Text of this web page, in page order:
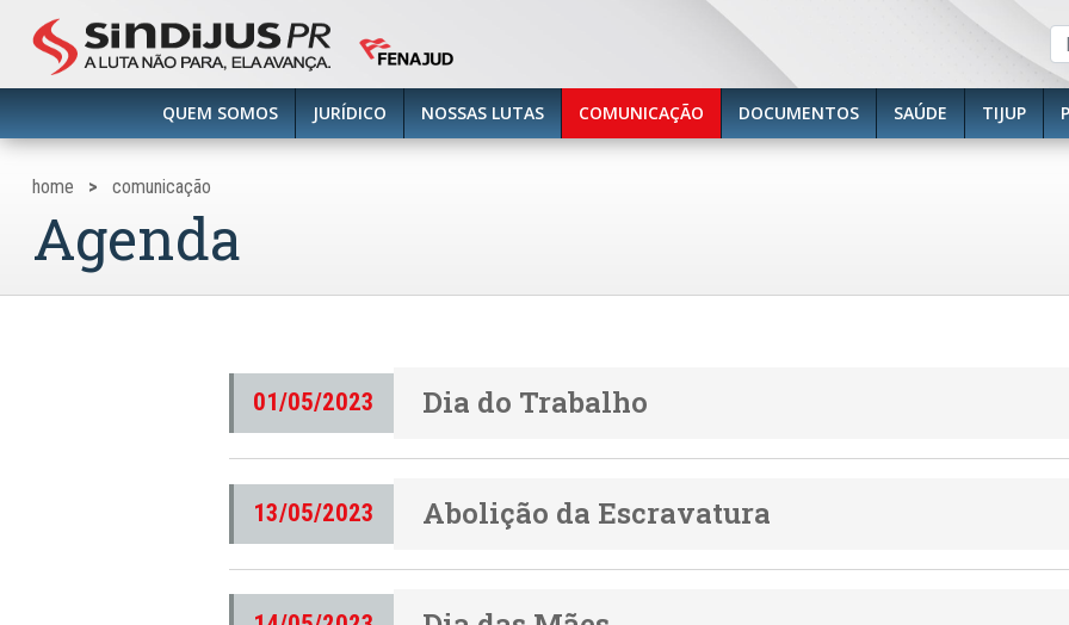
QUEM SOMOS JURÍDICO NOSSAS LUTAS COMUNICAÇÃO DOCUMENTOS SAÚDE TIJUP
home > comunicação
Agenda
01/05/2023 Dia do Trabalho
13/05/2023 Abolição da Escravatura